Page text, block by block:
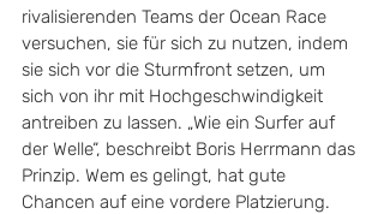
rivalisierenden Teams der Ocean Race
versuchen, sie für sich zu nutzen, indem
sie sich vor die Sturmfront setzen, um
sich von ihr mit Hochgeschwindigkeit
antreiben zu lassen. „Wie ein Surfer auf
der Welle“, beschreibt Boris Herrmann das
Prinzip. Wem es gelingt, hat gute
Chancen auf eine vordere Platzierung.